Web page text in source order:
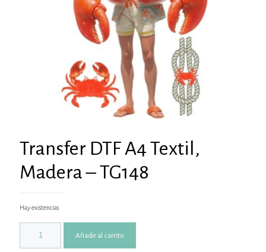
Transfer DTF A4 Textil,
Madera – TG148
Hay existencias
Añadir al carrito